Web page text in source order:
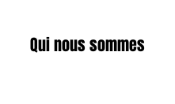
Qui nous sommes